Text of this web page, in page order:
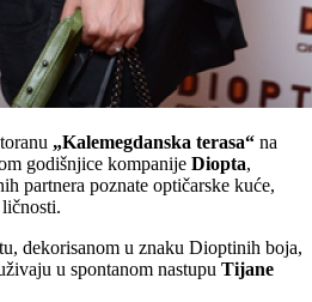
„Kalemegdanska terasa“ na
godišnjice kompanije Diopta,
partnera poznate optičarske kuće,
dekorisanom u znaku Dioptinih boja,
u spontanom nastupu Tijane